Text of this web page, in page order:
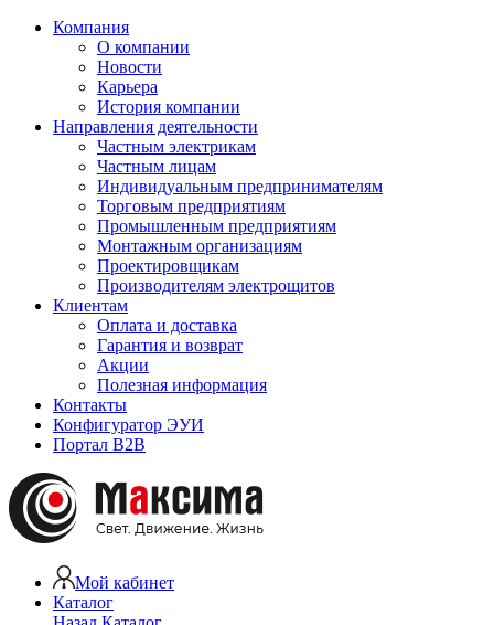
Компания
О компании
Новости
Карьера
История компании
Направления деятельности
Частным электрикам
Частным лицам
Индивидуальным предпринимателям
Торговым предприятиям
Промышленным предприятиям
Монтажным организациям
Проектировщикам
Производителям электрощитов
Клиентам
Оплата и доставка
Гарантия и возврат
Акции
Полезная информация
Контакты
Конфигуратор ЭУИ
Портал B2B
Мой кабинет
Каталог